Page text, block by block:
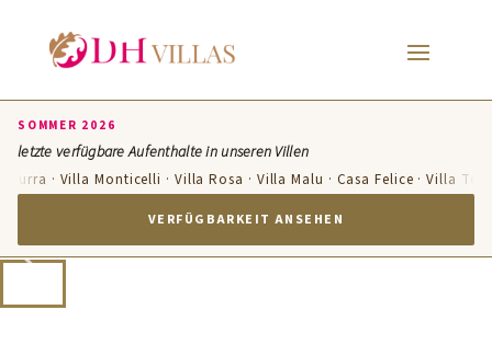
SOMMER 2026
letzte verfügbare Aufenthalte in unseren Villen
· Villa Monticelli · Villa Rosa · Villa Malu · Casa Felice · Villa
VERFÜGBARKEIT ANSEHEN